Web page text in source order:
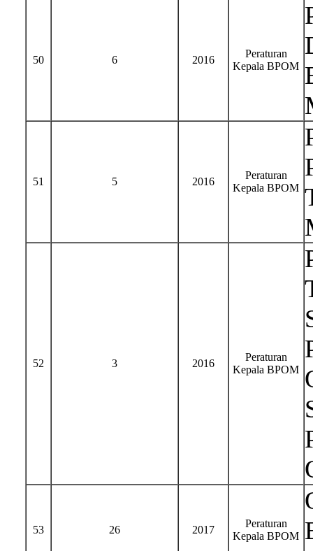
50 6 2016
Peraturan
Kepala BPOM
51 5 2016
Peraturan
Kepala BPOM
52 3 2016
Peraturan
Kepala BPOM
53 26 2017
Peraturan
Kepala BPOM